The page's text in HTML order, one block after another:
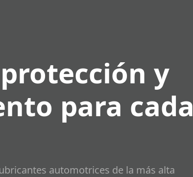
y
para cada
automotrices de la más alta